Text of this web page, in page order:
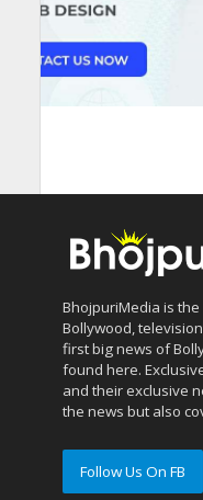
BhojpuriMedia is
Bollywood,
first big news of
found here.
and their exclusive
the news but also
Follow Us On FB